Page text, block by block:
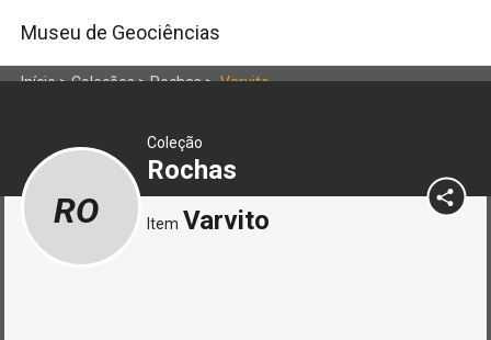
Museu de Geociências
Início>Coleções>Rochas>Varvito
Coleção
Rochas
RO Item Varvito